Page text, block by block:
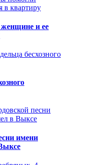
и ее
имени